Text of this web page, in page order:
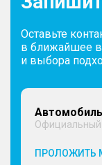
Оставьте
в ближайшее
и выбора
Официальный
ПРОЛОЖИТЬ